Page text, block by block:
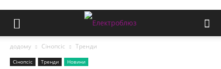
додому Сінопсіс Тренди
Сінопсіс Тренди Новини